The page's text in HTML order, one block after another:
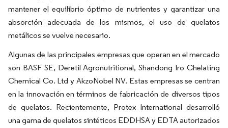
mantener el equilibrio óptimo de nutrientes y garantizar una
absorción adecuada de los mismos, el uso de quelatos
metálicos se vuelve necesario.
Algunas de las principales empresas que operan en el mercado
son BASF SE, Deretil Agronutritional, Shandong Iro Chelating
Chemical Co. Ltd y AkzoNobel NV. Estas empresas se centran
en la innovación en términos de fabricación de diversos tipos
de quelatos. Recientemente, Protex International desarrolló
una gama de quelatos sintéticos EDDHSA y EDTA autorizados